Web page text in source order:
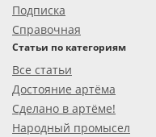
Подписка
Справочная
Статьи по категориям
Все статьи
Достояние артёма
Сделано в артёме!
Народный промысел